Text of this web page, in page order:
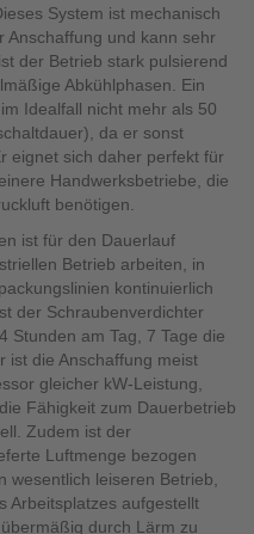
System ist mechanisch
Anschaffung und kann sehr
der Betrieb stark pulsierend
Abkühlphasen. Ein
Idealfall nicht mehr als 50
da er sonst
eignet sich daher perfekt für
Handwerksbetriebe, die
benötigen.
ist für den Dauerlauf
Betrieb arbeiten, in
kontinuierlich
der Schraubenverdichter
Stunden am Tag, 7 Tage die
ist die Anschaffung meist
gleicher kW-Leistung,
Fähigkeit zum Dauerbetrieb
Zudem ist der
Luftmenge bezogen
wesentlich leiseren Betrieb,
Arbeitsplatzes aufgestellt
durch Lärm zu